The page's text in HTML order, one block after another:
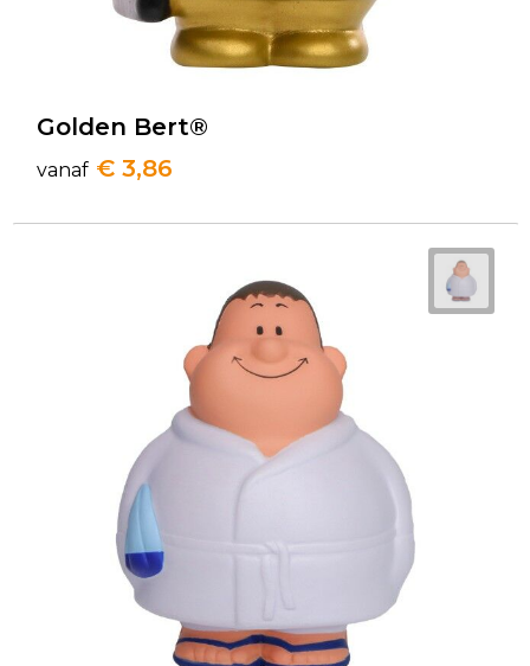
Golden Bert®
vanaf € 3,86